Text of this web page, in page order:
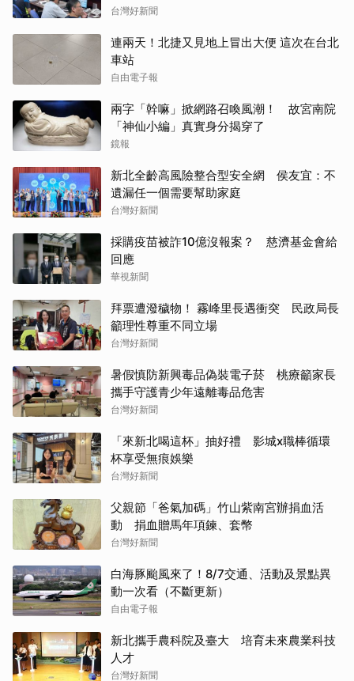
台灣好新聞
連兩天！北捷又見地上冒出大便 這次在台北
車站
自由電子報
兩字「幹嘛」掀網路召喚風潮！ 故宮南院
「神仙小編」真實身分揭穿了
鏡報
新北全齡高風險整合型安全網 侯友宜：不
遺漏任一個需要幫助家庭
台灣好新聞
採購疫苗被詐10億沒報案？ 慈濟基金會給
回應
華視新聞
拜票遭潑穢物！ 霧峰里長遇衝突 民政局長
籲理性尊重不同立場
台灣好新聞
暑假慎防新興毒品偽裝電子菸 桃療籲家長
攜手守護青少年遠離毒品危害
台灣好新聞
「來新北喝這杯」抽好禮 影城x職棒循環
杯享受無痕娛樂
台灣好新聞
父親節「爸氣加碼」竹山紫南宮辦捐血活
動 捐血贈馬年項鍊、套幣
台灣好新聞
白海豚颱風來了！8/7交通、活動及景點異
動一次看（不斷更新）
自由電子報
新北攜手農科院及臺大 培育未來農業科技
人才
台灣好新聞